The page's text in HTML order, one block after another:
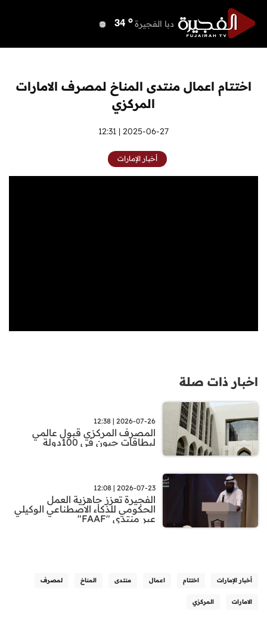
دبا الفجيرة 34 o
أم القيوين 40 o
راس الخيمة 39 o
الفجيرة 32 o
اختتام اعمال منتدى المناخ لمصرف الامارات
المركزي
2025-06-27 | 12:31
أخبار الإمارات
اخبار ذات صلة
2026-07-26 | 12:38
المصرف المركزي قبول عالمي
لبطاقات جيون في 100دولة
2026-07-23 | 12:08
الفجيرة تعزز جاهزية العمل
الحكومي للذكاء الاصطناعي الوكيلي
عبر منتدى "FAAF"
أخبار الإمارات اختتام اعمال منتدى المناخ لمصرف
الامارات المركزي